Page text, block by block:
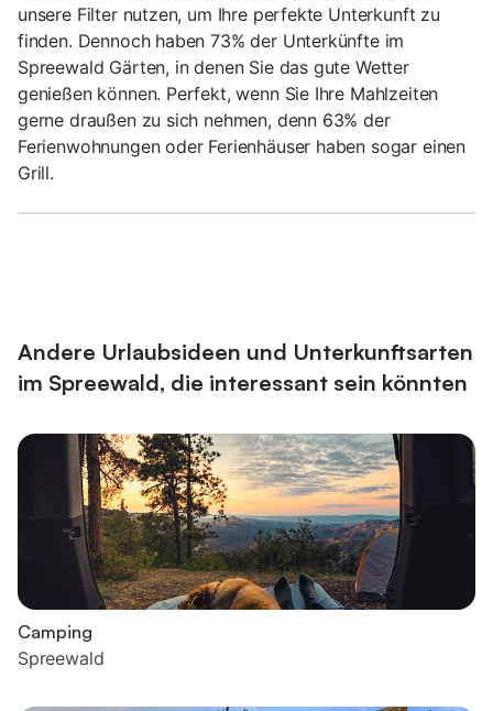
unsere Filter nutzen, um Ihre perfekte Unterkunft zu
finden. Dennoch haben 73% der Unterkünfte im
Spreewald Gärten, in denen Sie das gute Wetter
genießen können. Perfekt, wenn Sie Ihre Mahlzeiten
gerne draußen zu sich nehmen, denn 63% der
Ferienwohnungen oder Ferienhäuser haben sogar einen
Grill.
Andere Urlaubsideen und Unterkunftsarten
im Spreewald, die interessant sein könnten
Camping
Spreewald